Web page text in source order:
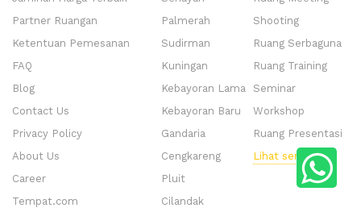
Partner Ruangan
Ketentuan Pemesanan
FAQ
Blog
Contact Us
Privacy Policy
About Us
Career
Tempat.com
Palmerah
Sudirman
Kuningan
Kebayoran Lama
Kebayoran Baru
Gandaria
Cengkareng
Pluit
Cilandak
Shooting
Ruang Serbaguna
Ruang Training
Seminar
Workshop
Ruang Presentasi
Lihat semua